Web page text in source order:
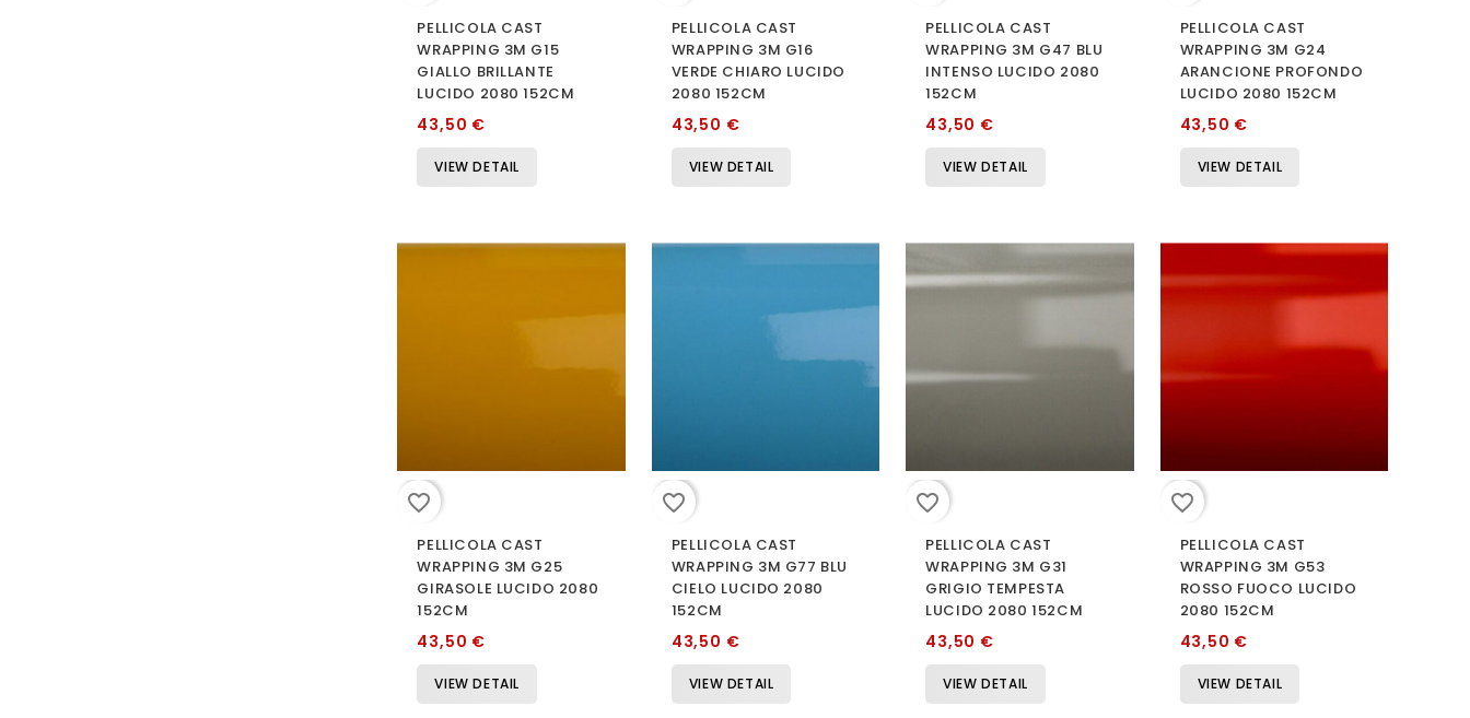
PELLICOLA CAST
WRAPPING 3M G15
GIALLO BRILLANTE
LUCIDO 2080 152CM
43,50 €
VIEW DETAIL
PELLICOLA CAST
WRAPPING 3M G16
VERDE CHIARO LUCIDO
2080 152CM
43,50 €
VIEW DETAIL
PELLICOLA CAST
WRAPPING 3M G47 BLU
INTENSO LUCIDO 2080
152CM
43,50 €
VIEW DETAIL
PELLICOLA CAST
WRAPPING 3M G24
ARANCIONE PROFONDO
LUCIDO 2080 152CM
43,50 €
VIEW DETAIL
favorite_border
PELLICOLA CAST
WRAPPING 3M G25
GIRASOLE LUCIDO 2080
152CM
43,50 €
VIEW DETAIL
favorite_border
PELLICOLA CAST
WRAPPING 3M G77 BLU
CIELO LUCIDO 2080
152CM
43,50 €
VIEW DETAIL
favorite_border
PELLICOLA CAST
WRAPPING 3M G31
GRIGIO TEMPESTA
LUCIDO 2080 152CM
43,50 €
VIEW DETAIL
favorite_border
PELLICOLA CAST
WRAPPING 3M G53
ROSSO FUOCO LUCIDO
2080 152CM
43,50 €
VIEW DETAIL